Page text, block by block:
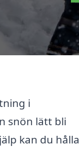
i
snön lätt bli
kan du hålla